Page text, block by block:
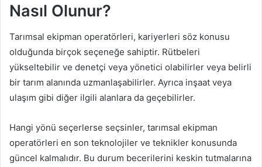
Nasıl Olunur?
Tarımsal ekipman operatörleri, kariyerleri söz konusu
olduğunda birçok seçeneğe sahiptir. Rütbeleri
yükseltebilir ve denetçi veya yönetici olabilirler veya belirli
bir tarım alanında uzmanlaşabilirler. Ayrıca inşaat veya
ulaşım gibi diğer ilgili alanlara da geçebilirler.
Hangi yönü seçerlerse seçsinler, tarımsal ekipman
operatörleri en son teknolojiler ve teknikler konusunda
güncel kalmalıdır. Bu durum becerilerini keskin tutmalarına